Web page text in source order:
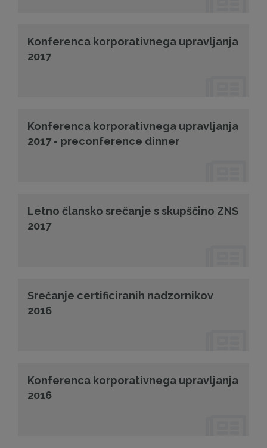
Konferenca korporativnega upravljanja
2017
Konferenca korporativnega upravljanja
2017 - preconference dinner
Letno člansko srečanje s skupščino ZNS
2017
Srečanje certificiranih nadzornikov
2016
Konferenca korporativnega upravljanja
2016